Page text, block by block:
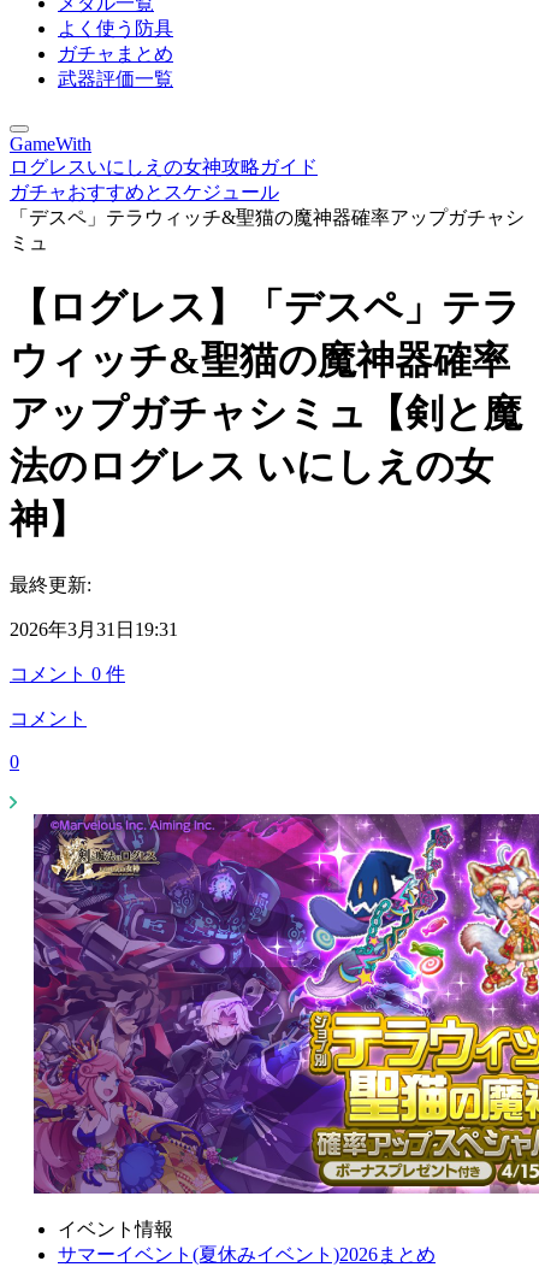
よく使う防具
ガチャまとめ
武器評価一覧
GameWith
ログレスいにしえの女神攻略ガイド
ガチャおすすめとスケジュール
「デスペ」テラウィッチ&聖猫の魔神器確率アップガチャシ
ミュ
【ログレス】「デスペ」テラ
ウィッチ&聖猫の魔神器確率
アップガチャシミュ【剣と魔
法のログレス いにしえの女
神】
最終更新:
2026年3月31日19:31
コメント 0 件
コメント
0
イベント情報
サマーイベント(夏休みイベント)2026まとめ